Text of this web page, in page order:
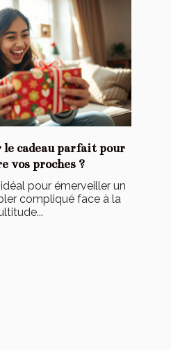
cadeau parfait pour
vos proches ?
pour émerveiller un
compliqué face à la